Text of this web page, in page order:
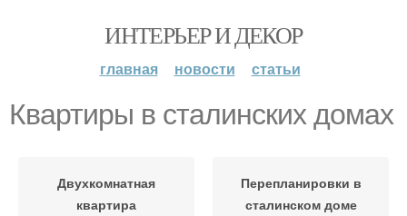
ИНТЕРЬЕР И ДЕКОР
главная новости статьи
Квартиры в сталинских домах
Двухкомнатная
квартира
Перепланировки в
сталинском доме